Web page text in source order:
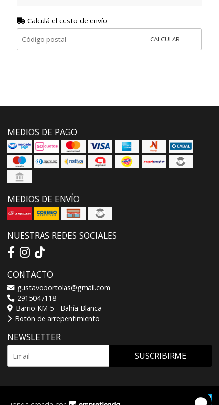
Calculá el costo de envío
CALCULAR
MEDIOS DE PAGO
MEDIOS DE ENVÍO
NUESTRAS REDES SOCIALES
CONTACTO
gustavobortolas@gmail.com
2915047118
Barrio KM 5 - Bahía Blanca
Botón de arrepentimiento
NEWSLETTER
SUSCRIBIRME